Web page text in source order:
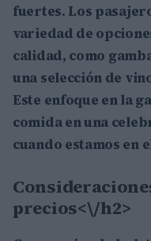
fuertes. Los
variedad de
calidad, como
una selección de
Este enfoque en la
comida en una
cuando estamos en
precios<\/h2>